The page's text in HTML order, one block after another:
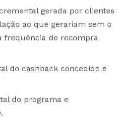
gerada por clientes
ao que gerariam sem o
frequência de recompra
do cashback concedido e
do programa e